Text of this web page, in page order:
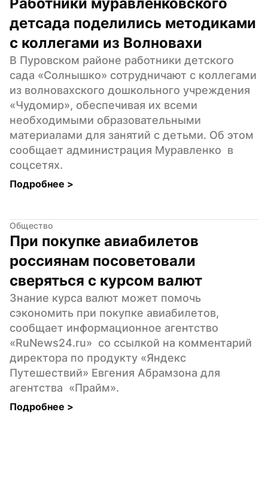
детсада поделились методиками
с коллегами из Волновахи
В Пуровском районе работники детского
сада «Солнышко» сотрудничают с коллегами
из волновахского дошкольного учреждения
«Чудомир», обеспечивая их всеми
необходимыми образовательными
материалами для занятий с детьми. Об этом
сообщает администрация Муравленко  в
соцсетях.
Подробнее >
Общество
При покупке авиабилетов
россиянам посоветовали
сверяться с курсом валют
Знание курса валют может помочь
сэкономить при покупке авиабилетов,
сообщает информационное агентство
«RuNews24.ru»  со ссылкой на комментарий
директора по продукту «Яндекс
Путешествий» Евгения Абрамзона для
агентства  «Прайм».
Подробнее >